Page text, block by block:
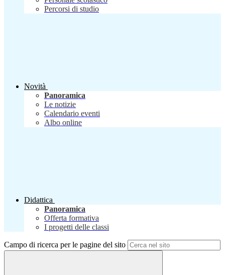
Percorsi di studio
Novità
Panoramica
Le notizie
Calendario eventi
Albo online
Didattica
Panoramica
Offerta formativa
I progetti delle classi
Campo di ricerca per le pagine del sito